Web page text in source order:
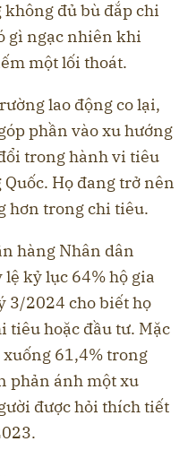
đủ bù đắp chi
gì ngạc nhiên khi
một lối thoát.
lao động co lại,
phần vào xu hướng
trong hành vi tiêu
Họ đang trở nên
hơn trong chi tiêu.
hàng Nhân dân
lệ kỷ lục 64% hộ gia
3/2024 cho biết họ
hoặc đầu tư. Mặc
61,4% trong
phản ánh một xu
được hỏi thích tiết